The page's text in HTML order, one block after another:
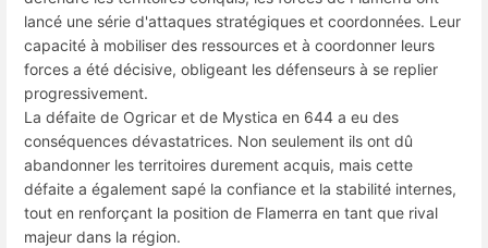
lancé une série d'attaques stratégiques et coordonnées. Leur
capacité à mobiliser des ressources et à coordonner leurs
forces a été décisive, obligeant les défenseurs à se replier
progressivement.
La défaite de Ogricar et de Mystica en 644 a eu des
conséquences dévastatrices. Non seulement ils ont dû
abandonner les territoires durement acquis, mais cette
défaite a également sapé la confiance et la stabilité internes,
tout en renforçant la position de Flamerra en tant que rival
majeur dans la région.